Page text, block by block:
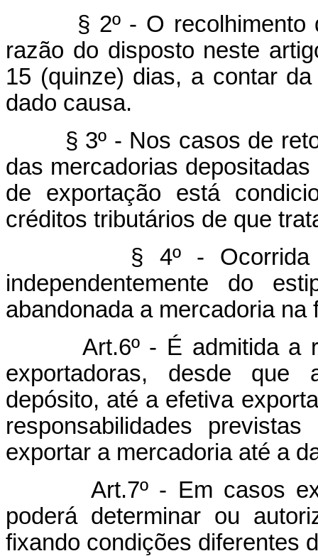
§ 2º - O
razão do disposto neste
15 (quinze) dias, a contar
dado causa.
§ 3º - Nos casos de
das mercadorias
de exportação está
créditos tributários de que
§ 4º - Ocorrida a
independentemente do
abandonada a mercadoria
Art.6º - É admitida a
exportadoras, desde que
depósito, até a efetiva
responsabilidades
exportar a mercadoria até a
Art.7º - Em casos
poderá determinar ou
fixando condições diferentes